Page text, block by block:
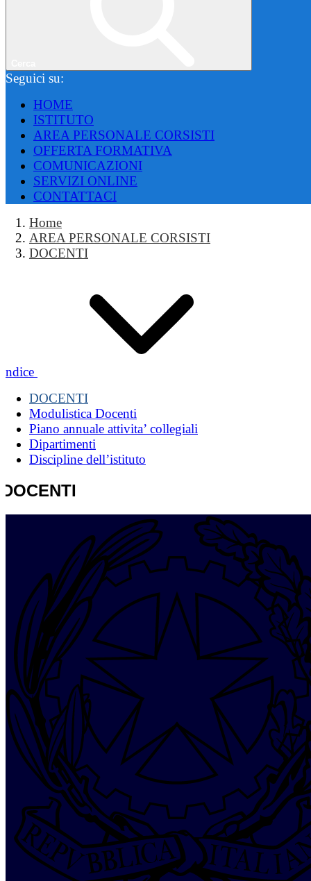
Seguici su:
HOME
ISTITUTO
AREA PERSONALE CORSISTI
OFFERTA FORMATIVA
COMUNICAZIONI
SERVIZI ONLINE
CONTATTACI
Home
AREA PERSONALE CORSISTI
DOCENTI
Indice
DOCENTI
Modulistica Docenti
Piano annuale attivita’ collegiali
Dipartimenti
Discipline dell’istituto
DOCENTI